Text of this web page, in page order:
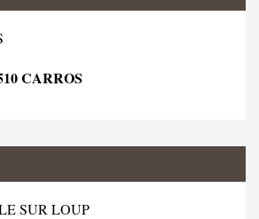
CARROS
SUR LOUP